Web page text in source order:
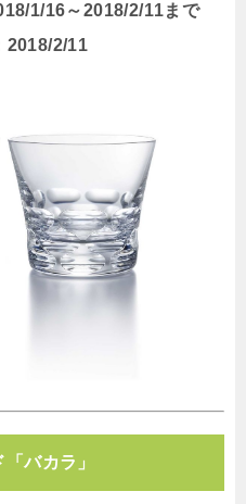
1/16～2018/2/11まで
2018/2/11
バカラ」